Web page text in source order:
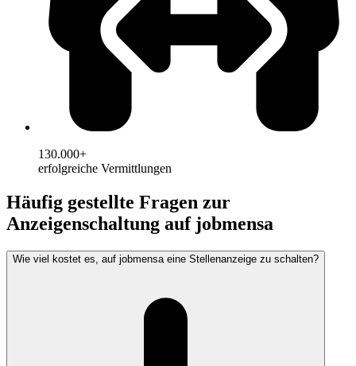
130.000+
erfolgreiche Vermittlungen
Häufig gestellte Fragen zur
Anzeigenschaltung auf jobmensa
Wie viel kostet es, auf jobmensa eine Stellenanzeige zu schalten?